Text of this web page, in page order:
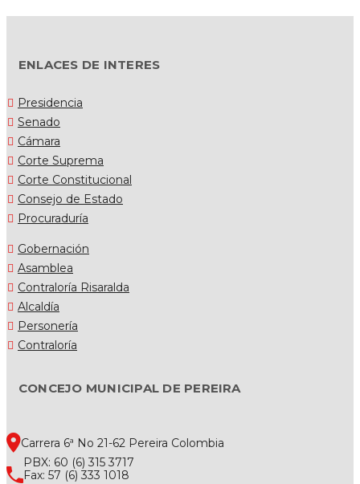
ENLACES DE INTERES
Presidencia
Senado
Cámara
Corte Suprema
Corte Constitucional
Consejo de Estado
Procuraduría
Gobernación
Asamblea
Contraloría Risaralda
Alcaldía
Personería
Contraloría
CONCEJO MUNICIPAL DE PEREIRA
Carrera 6ª No 21-62 Pereira Colombia
PBX: 60 (6) 315 3717
Fax: 57 (6) 333 1018